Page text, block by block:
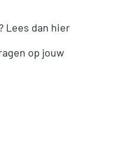
Lees dan hier
op jouw